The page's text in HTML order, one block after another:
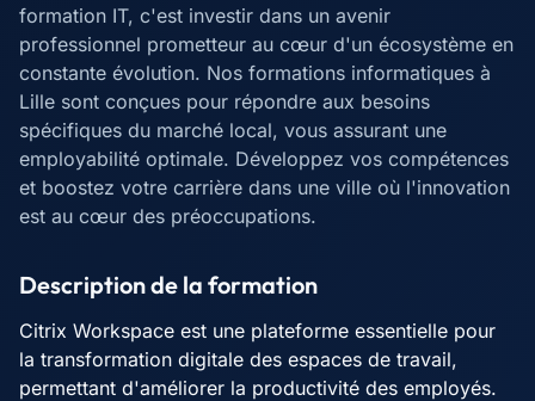
formation IT, c'est investir dans un avenir
professionnel prometteur au cœur d'un écosystème en
constante évolution. Nos formations informatiques à
Lille sont conçues pour répondre aux besoins
spécifiques du marché local, vous assurant une
employabilité optimale. Développez vos compétences
et boostez votre carrière dans une ville où l'innovation
est au cœur des préoccupations.
Description de la formation
Citrix Workspace est une plateforme essentielle pour
la transformation digitale des espaces de travail,
permettant d'améliorer la productivité des employés.